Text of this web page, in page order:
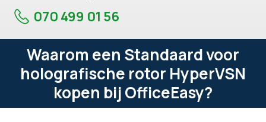
070 499 01 56
Waarom een Standaard voor
holografische rotor HyperVSN
kopen bij OfficeEasy?